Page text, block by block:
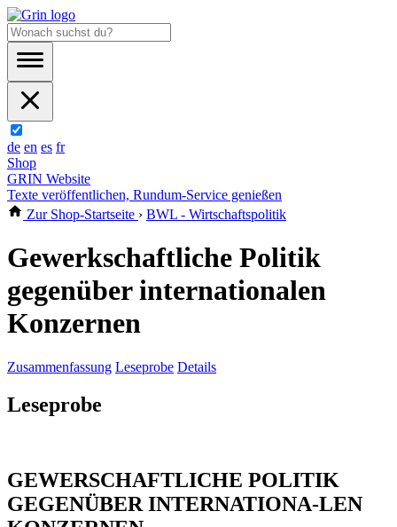
de en es fr
Shop
GRIN Website
Texte veröffentlichen, Rundum-Service genießen
Zur Shop-Startseite › BWL - Wirtschaftspolitik
Gewerkschaftliche Politik
gegenüber internationalen
Konzernen
Zusammenfassung Leseprobe Details
Leseprobe
GEWERSCHAFTLICHE POLITIK
GEGENÜBER INTERNATIONA-LEN